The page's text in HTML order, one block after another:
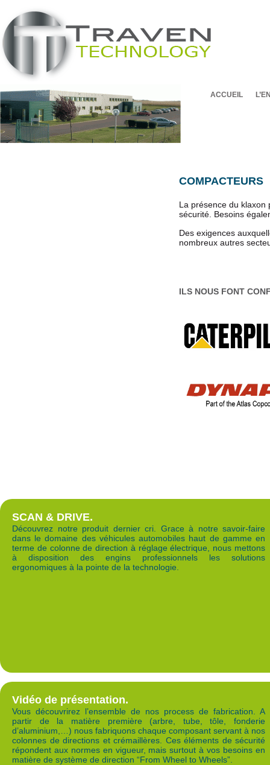
ACCUEIL
COMPACTEURS
La présence du klaxon
sécurité. Besoins
Des exigences
nombreux autres
ILS NOUS FONT
SCAN & DRIVE.
Découvrez notre produit dernier cri. Grace à notre savoir-faire
dans le domaine des véhicules automobiles haut de gamme en
terme de colonne de direction à réglage électrique, nous mettons
à disposition des engins professionnels les solutions
ergonomiques à la pointe de la technologie.
Vidéo de présentation.
Vous découvrirez l’ensemble de nos process de fabrication. A
partir de la matière première (arbre, tube, tôle, fonderie
d’aluminium,…) nous fabriquons chaque composant servant à nos
colonnes de directions et crémaillères. Ces éléments de sécurité
répondent aux normes en vigueur, mais surtout à vos besoins en
matière de système de direction “From Wheel to Wheels”.